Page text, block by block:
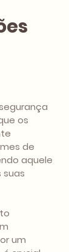
os
de
aquele
um